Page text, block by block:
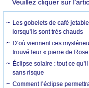
Veuillez cliquer sur
Les gobelets de café
lorsqu’ils sont très chauds
D’où viennent ces
trouvé leur « pierre de
Éclipse solaire : tout ce
sans risque
Comment l’éclipse